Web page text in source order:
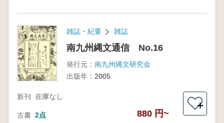
雑誌・紀要 雑誌
南九州縄文通信 No.16
発行元： 南九州縄文研究会
出版年： 2005
新刊 在庫なし
古書 2点 880 円~
＋